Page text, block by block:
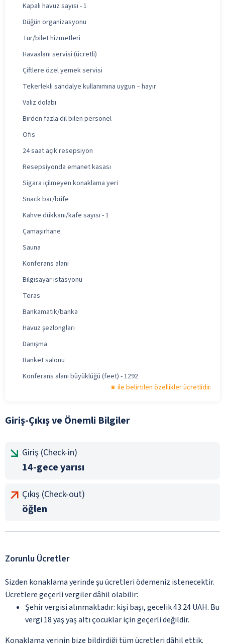
Kapalı havuz sayısı - 1
Düğün organizasyonu
Tur/bilet hizmetleri
Havaalanı servisi (ücretli)
Çiftlere özel yemek servisi
Tekerlekli sandalye kullanımına uygun – hayır
Valiz dolabı
Birden fazla dil bilen personel
Ofis
24 saat açık resepsiyon
Resepsiyonda emanet kasası
Sigara içilmeyen konaklama yeri
Snack bar/büfe
Kahve dükkanı/kafe sayısı - 1
Çamaşırhane
Sauna
Konferans alanı
Bilgisayar istasyonu
Teras
Bankamatik/banka
Havuz şezlongları
Danışma
Banket salonu
Konferans alanı büyüklüğü (feet) - 1292
ile belirtilen özellikler ücretlidir.
Giriş-Çıkış ve Önemli Bilgiler
Giriş (Check-in)
14-gece yarısı
Çıkış (Check-out)
öğlen
Zorunlu Ücretler
Sizden konaklama yerinde şu ücretleri ödemeniz istenecektir.
Ücretlere geçerli vergiler dâhil olabilir:
Şehir vergisi alınmaktadır: kişi başı, gecelik 43.24 UAH. Bu
vergi 18 yaş yaş altı çocuklar için geçerli değildir.
Konaklama yerinin bize bildirdiği tüm ücretleri dâhil ettik.